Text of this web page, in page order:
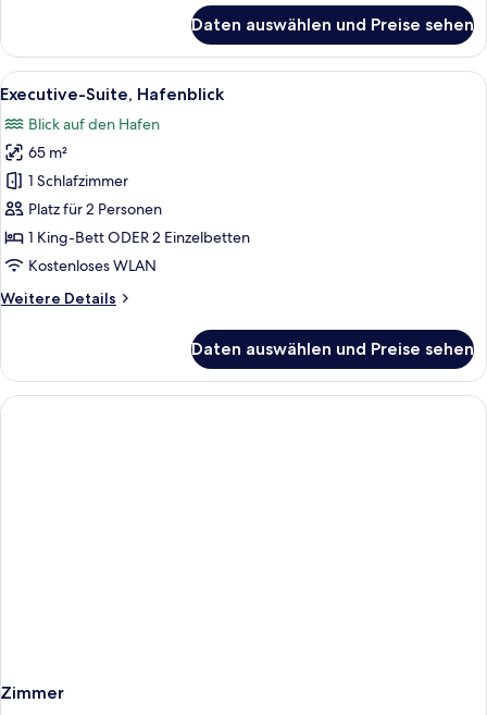
Grand
Deluxe
Room
Harbour
View
Daten auswählen und Preise sehen
Alle
Fotos
für
Executive-
Suite,
Hafenblick
anzeigen
Ein Hotelzimmer mit Essbereich,
6
Executive-Suite, Hafenblick
Blick auf den Hafen
65 m²
1 Schlafzimmer
Platz für 2 Personen
1 King-Bett ODER 2 Einzelbetten
Kostenloses WLAN
Weitere Details
Weitere
Suite,
Hafenblick
Daten auswählen und Preise sehen
Zimmer